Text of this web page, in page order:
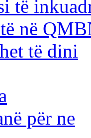
të
në
të dini
për ne